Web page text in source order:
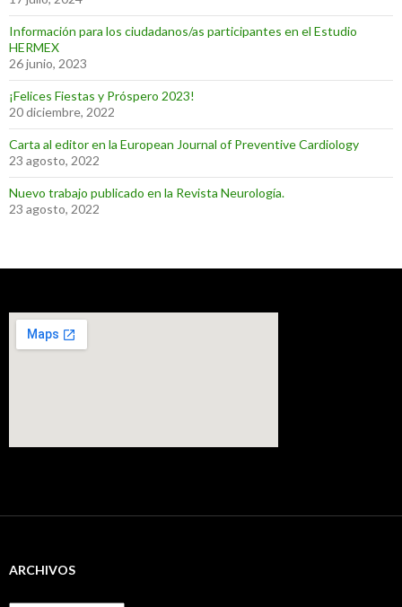
Información para los ciudadanos/as participantes en el Estudio
HERMEX
26 junio, 2023
¡Felices Fiestas y Próspero 2023!
20 diciembre, 2022
Carta al editor en la European Journal of Preventive Cardiology
23 agosto, 2022
Nuevo trabajo publicado en la Revista Neurología.
23 agosto, 2022
ARCHIVOS